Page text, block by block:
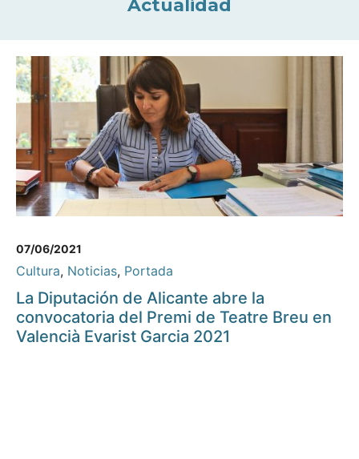
Actualidad
07/06/2021
Cultura, Noticias, Portada
La Diputación de Alicante abre la
convocatoria del Premi de Teatre Breu en
Valencià Evarist Garcia 2021